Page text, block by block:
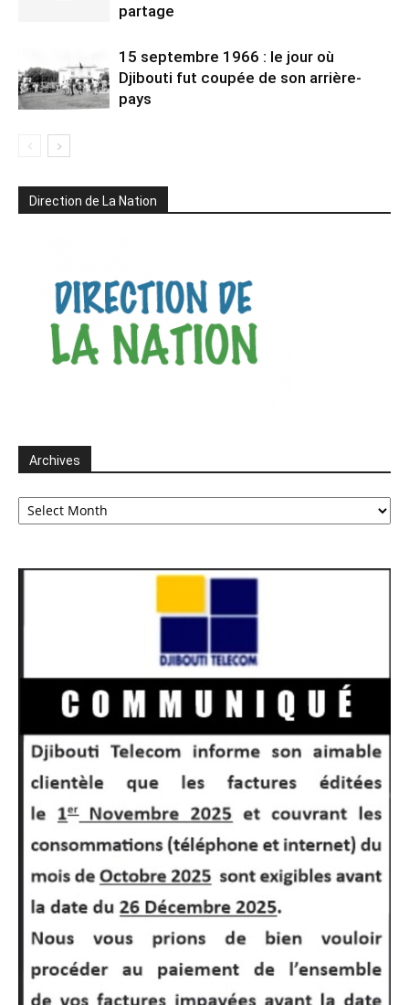
partage
15 septembre 1966 : le jour où
Djibouti fut coupée de son arrière-
pays
Direction de La Nation
Archives
Archives